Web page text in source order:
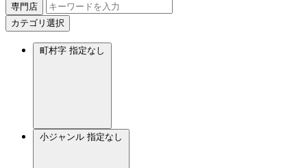
専門店
カテゴリ選択
町村字 指定なし
小ジャンル 指定なし